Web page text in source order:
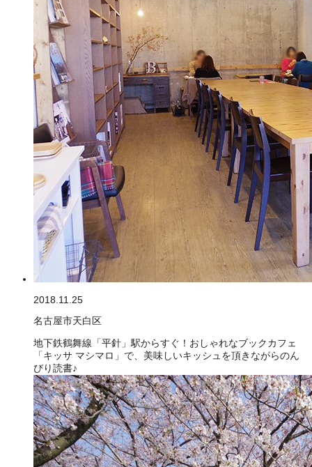
2018.11.25
名古屋市天白区
地下鉄鶴舞線「平針」駅からすぐ！おしゃれなブックカフェ
「キッサ マシマロ」で、美味しいキッシュを頂きながらのん
びり読書♪